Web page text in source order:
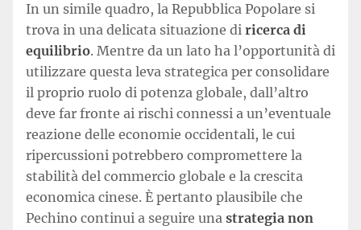
In un simile quadro, la Repubblica Popolare si
trova in una delicata situazione di ricerca di
equilibrio. Mentre da un lato ha l’opportunità di
utilizzare questa leva strategica per consolidare
il proprio ruolo di potenza globale, dall’altro
deve far fronte ai rischi connessi a un’eventuale
reazione delle economie occidentali, le cui
ripercussioni potrebbero compromettere la
stabilità del commercio globale e la crescita
economica cinese. È pertanto plausibile che
Pechino continui a seguire una strategia non